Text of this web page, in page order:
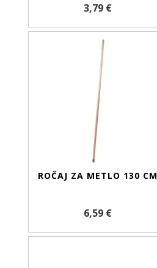
3,79 €
ROČAJ ZA METLO 130 CM
6,59 €